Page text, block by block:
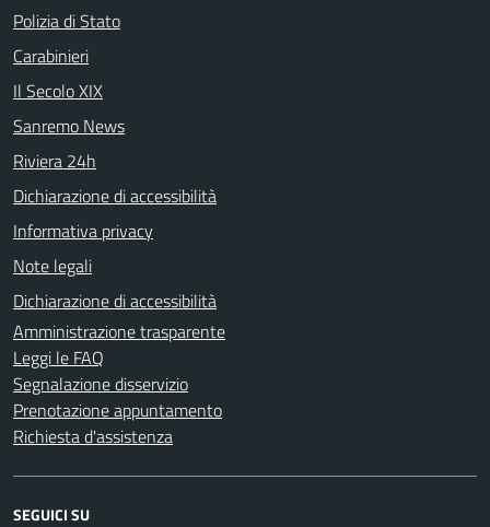
Polizia di Stato
Carabinieri
Il Secolo XIX
Sanremo News
Riviera 24h
Dichiarazione di accessibilità
Informativa privacy
Note legali
Dichiarazione di accessibilità
Amministrazione trasparente
Leggi le FAQ
Segnalazione disservizio
Prenotazione appuntamento
Richiesta d'assistenza
SEGUICI SU